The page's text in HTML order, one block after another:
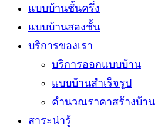
แบบบ้านชั้นครึ่ง
แบบบ้านสองชั้น
บริการของเรา
บริการออกแบบบ้าน
แบบบ้านสำเร็จรูป
คำนวณราคาสร้างบ้าน
สาระน่ารู้